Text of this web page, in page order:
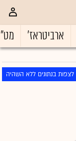
ארביטראז'
לצפות בנתונים ללא השהיה